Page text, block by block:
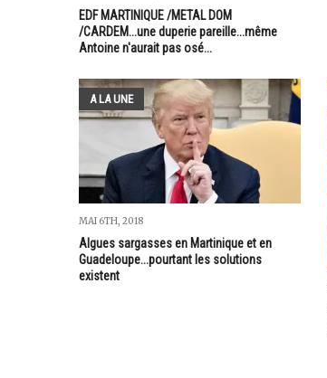
EDF MARTINIQUE /METAL DOM
/CARDEM...une duperie pareille...même
Antoine n'aurait pas osé...
A LA UNE
MAI 6TH, 2018
Algues sargasses en Martinique et en
Guadeloupe...pourtant les solutions
existent